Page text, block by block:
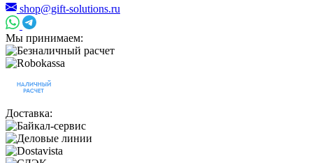
shop@gift-solutions.ru
Мы принимаем:
Доставка: